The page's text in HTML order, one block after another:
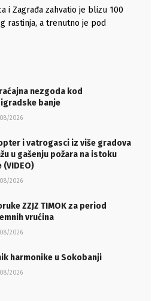
i Zagrađa zahvatio je blizu 100
rastinja, a trenutno je pod
nezgoda kod
banje
2026
i vatrogasci iz više gradova
u gašenju požara na istoku
(VIDEO)
2026
ZZJZ TIMOK za period
vrućina
2026
harmonike u Sokobanji
2026